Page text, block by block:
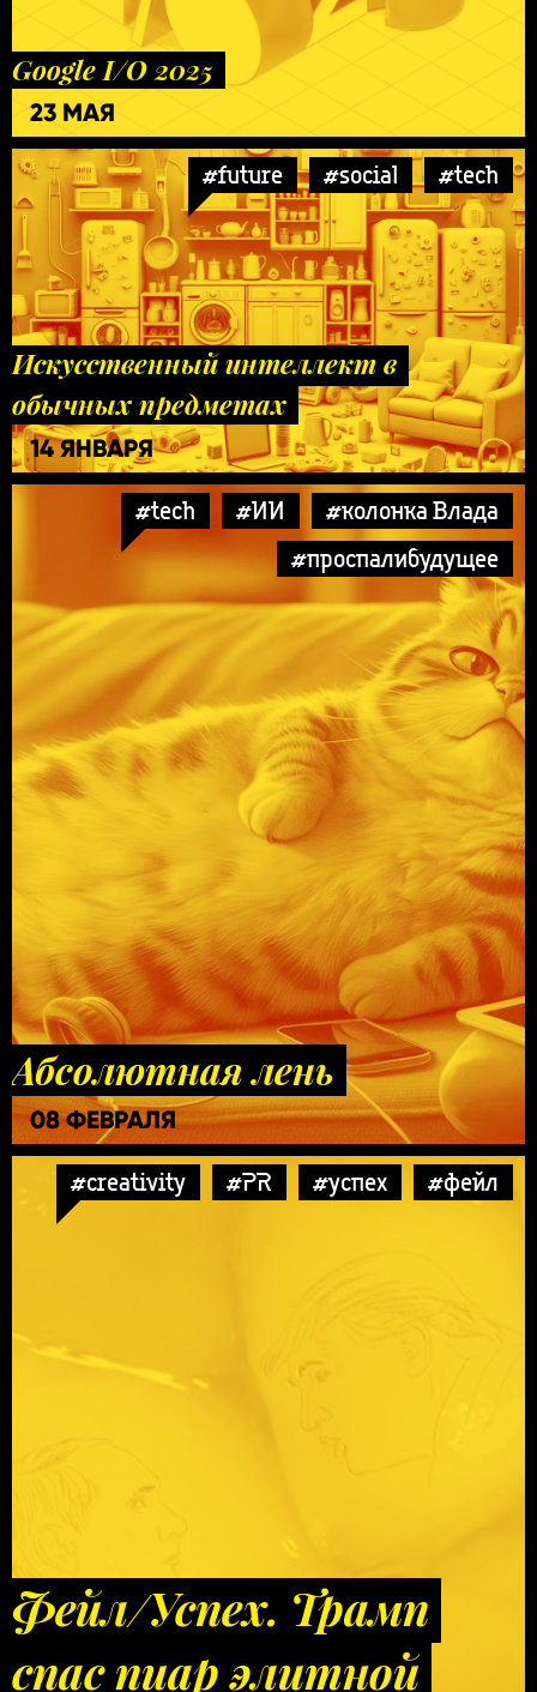
Google I/O 2025
23 МАЯ
#future #social #tech
Искусственный интеллект в
обычных предметах
14 ЯНВАРЯ
#tech #ИИ
#колонка Влада
#проспалибудущее
Абсолютная лень
08 ФЕВРАЛЯ
#creativity #PR #успех #фейл
Фейл/Успех. Трамп
спас пиар элитной